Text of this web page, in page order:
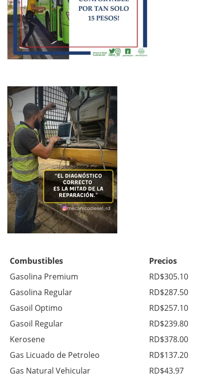
Combustibles
Precios
Gasolina Premium
RD$305.10
Gasolina Regular
RD$287.50
Gasoil Optimo
RD$257.10
Gasoil Regular
RD$239.80
Kerosene
RD$378.00
Gas Licuado de Petroleo
RD$137.20
Gas Natural Vehicular
RD$43.97